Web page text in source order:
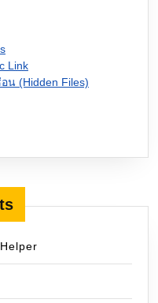
Link
น (Hidden Files)